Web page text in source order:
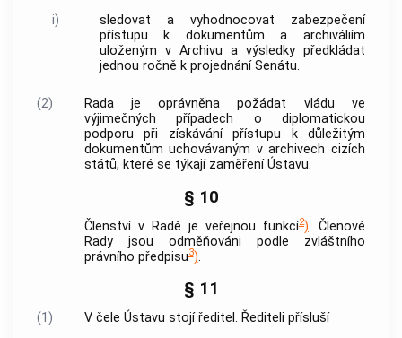
i)
sledovat a vyhodnocovat zabezpečení
přístupu k dokumentům a archiváliím
uloženým v Archivu a výsledky předkládat
jednou ročně k projednání Senátu.
(2)
Rada je oprávněna požádat vládu ve
výjimečných případech o diplomatickou
podporu při získávání přístupu k důležitým
dokumentům uchovávaným v archivech cizích
států, které se týkají zaměření Ústavu.
§ 10
Členství v Radě je veřejnou funkcí2). Členové
Rady jsou odměňováni podle zvláštního
právního předpisu3).
§ 11
(1)
V čele Ústavu stojí ředitel. Řediteli přísluší